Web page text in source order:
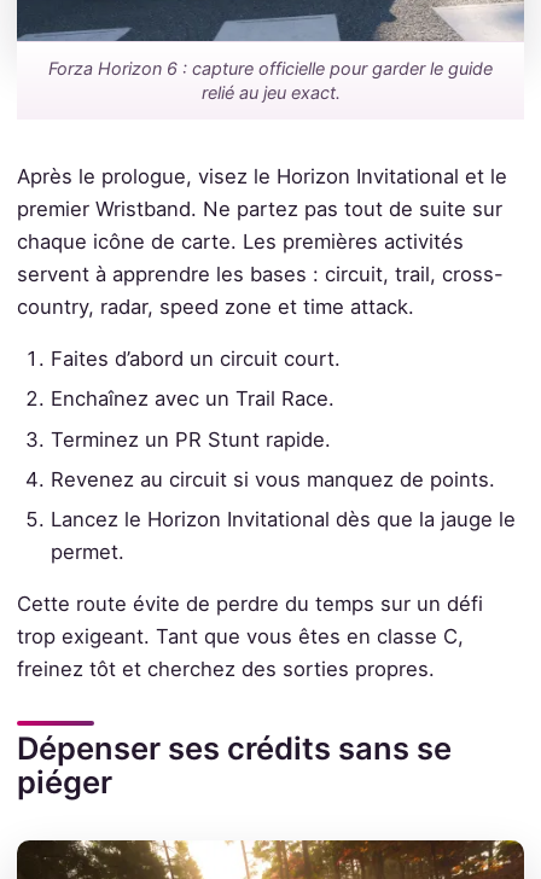
Forza Horizon 6 : capture officielle pour garder le guide
relié au jeu exact.
Après le prologue, visez le Horizon Invitational et le
premier Wristband. Ne partez pas tout de suite sur
chaque icône de carte. Les premières activités
servent à apprendre les bases : circuit, trail, cross-
country, radar, speed zone et time attack.
Faites d’abord un circuit court.
Enchaînez avec un Trail Race.
Terminez un PR Stunt rapide.
Revenez au circuit si vous manquez de points.
Lancez le Horizon Invitational dès que la jauge le
permet.
Cette route évite de perdre du temps sur un défi
trop exigeant. Tant que vous êtes en classe C,
freinez tôt et cherchez des sorties propres.
Dépenser ses crédits sans se
piéger